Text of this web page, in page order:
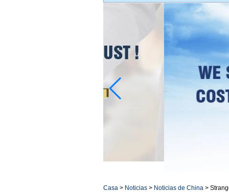
Instrumentos de análisisL
ambienteL
Instrumentos ópticosL
De medición físicaL
Instrumentos de mediciónL
Otro Medición y AnálisisL
Dispositivos MédicosL
Casa > Noticias > Noticias de China >